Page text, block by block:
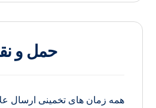
حمل و
همه زمان های تخمینی ارسال